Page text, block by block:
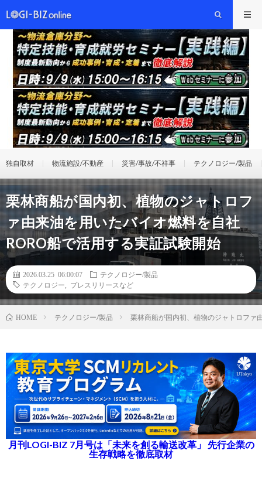
独自取材 物流施設/不動産 災害/事故/不祥事 テクノロジー/製品
栗林商船が国内初、植物のジャトロフ
ァ由来油を用いたバイオ燃料を自社
RORO船で活用する実証試験開始
2026.03.25 06:00:07
テクノロジー/製品
テクノロジー
プレスリリースなど
HOME テクノロジー/製品 栗林商船が国内初、植物のジャトロファ
月刊LOGI-BIZ 7月号は「未来を創る輸送改革」 先行企業の
生存戦略を徹底取材